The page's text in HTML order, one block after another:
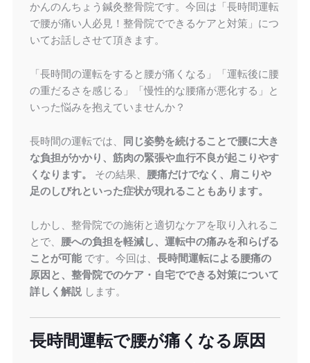
かんのんちょう鍼灸整骨院です。今回は「長時間運転
で腰が痛い人必見！整骨院でできるケアと対策」につ
いてお話しさせて頂きます。
「長時間の運転をすると腰が痛くなる」「運転後に腰
の重だるさを感じる」「慢性的な腰痛が悪化する」と
いった悩みを抱えていませんか？
長時間の運転では、
同じ姿勢を続けることで腰に大き
な負担がかかり、筋肉の緊張や血行不良が起こりやす
くなります。
その結果、 腰痛だけでなく、肩こりや
足のしびれといった症状が現れることもあります。
しかし、整骨院での施術と適切なケアを取り入れるこ
とで、 腰への負担を軽減し、運転中の痛みを和らげる
ことが可能です。今回は、 長時間運転による腰痛の
原因と、整骨院でのケア・自宅でできる対策について
詳しく解説します。
長時間運転で腰が痛くなる原因